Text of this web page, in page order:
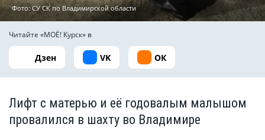
Фото: СУ СК по Владимирской области
Читайте «МОЁ! Курск» в
Дзен VK ОК
Лифт с матерью и её годовалым малышом
провалился в шахту во Владимире